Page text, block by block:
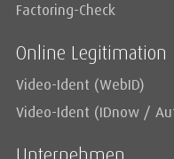
Factoring-Check
Online Legitimation
Video-Ident (WebID)
Video-Ident (IDnow /